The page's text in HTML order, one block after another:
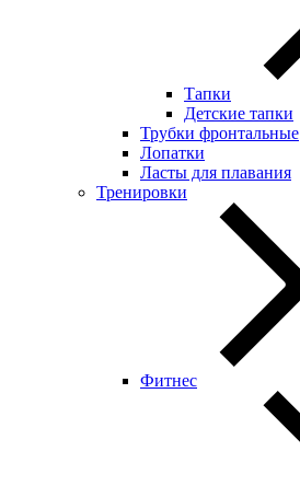
Тапки
Детские тапки
Трубки фронтальные
Лопатки
Ласты для плавания
Тренировки
Фитнес